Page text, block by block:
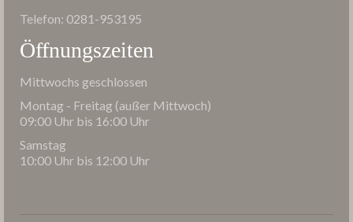
Telefon: 0281-953195
Öffnungszeiten
Mittwochs geschlossen
Montag - Freitag (außer Mittwoch)
09:00 Uhr bis 16:00 Uhr
Samstag
10:00 Uhr bis 12:00 Uhr